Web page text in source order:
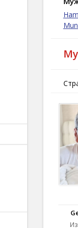
за
Об
Это